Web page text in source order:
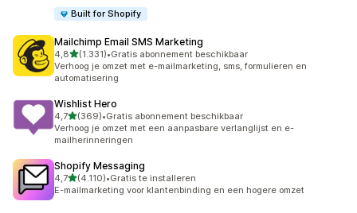
Built for Shopify
Mailchimp Email SMS Marketing
4,8van 5 sterren
(1.331)
1331 recensies in totaal
•Gratis abonnement beschikbaar
Verhoog je omzet met e-mailmarketing, sms, formulieren en
automatisering
Wishlist Hero
4,7van 5 sterren
(369)
369 recensies in totaal
•Gratis abonnement beschikbaar
Verhoog je omzet met een aanpasbare verlanglijst en e-
mailherinneringen
Shopify Messaging
4,7van 5 sterren
(4.110)
4110 recensies in totaal
•Gratis te installeren
E-mailmarketing voor klantenbinding en een hogere omzet